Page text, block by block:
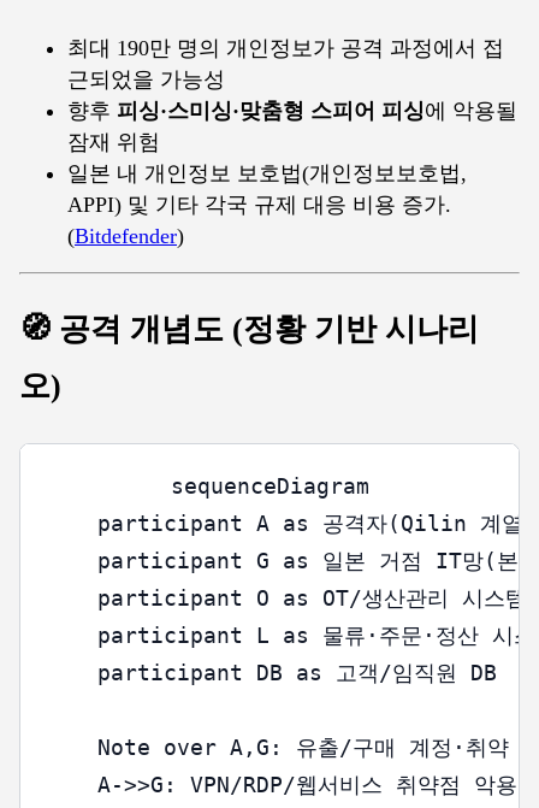
최대 190만 명의 개인정보가 공격 과정에서 접
근되었을 가능성
향후 피싱·스미싱·맞춤형 스피어 피싱에 악용될
잠재 위험
일본 내 개인정보 보호법(개인정보보호법,
APPI) 및 기타 각국 규제 대응 비용 증가.
(Bitdefender)
🧭 공격 개념도 (정황 기반 시나리
오)
sequenceDiagram
    participant A as 공격자(Qilin 계열)
participant G as 일본 거점 IT망(본사
    participant O as OT/생산관리 시스템
participant L as 물류·주문·정산 시스
    participant DB as 고객/임직원 DB
Note over A,G: 유출/구매 계정·취약
A->>G: VPN/RDP/웹서비스 취약점 악